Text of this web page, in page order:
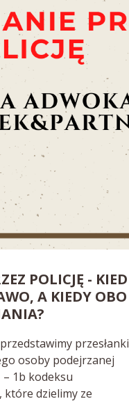
POLICJĘ - KIED
A KIEDY OBO
przesłanki
osoby podejrzanej
1b kodeksu
dzielimy ze